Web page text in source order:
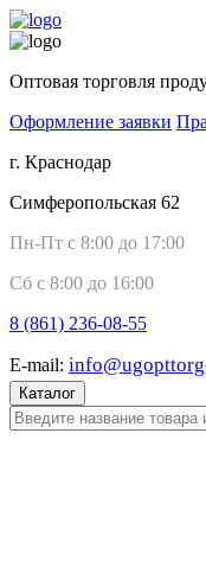
Оптовая торговля
Оформление заявки
г. Краснодар
Симферопольская 62
Пн-Пт с 8:00 до 17:00
Сб с 8:00 до 16:00
8 (861) 236-08-55
E-mail:
Каталог